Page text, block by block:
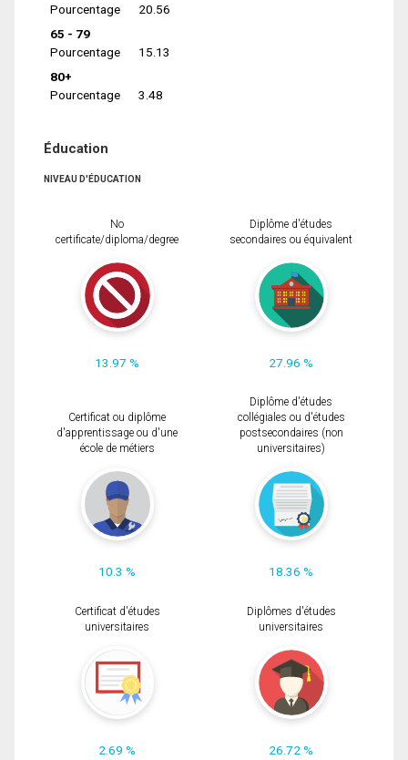
Pourcentage
20.56
65 - 79
Pourcentage
15.13
80+
Pourcentage
3.48
Éducation
NIVEAU D'ÉDUCATION
No
certificate/diploma/degree
13.97 %
Diplôme d'études
secondaires ou équivalent
27.96 %
Certificat ou diplôme
d'apprentissage ou d'une
école de métiers
10.3 %
Diplôme d'études
collégiales ou d'études
postsecondaires (non
universitaires)
18.36 %
Certificat d'études
universitaires
2.69 %
Diplômes d'études
universitaires
26.72 %